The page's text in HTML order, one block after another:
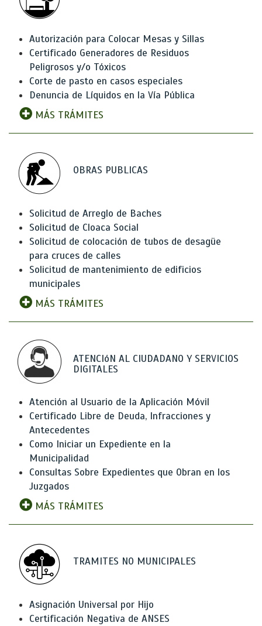
Autorización para Colocar Mesas y Sillas
Certificado Generadores de Residuos
Peligrosos y/o Tóxicos
Corte de pasto en casos especiales
Denuncia de Líquidos en la Vía Pública
MÁS TRÁMITES
OBRAS PUBLICAS
Solicitud de Arreglo de Baches
Solicitud de Cloaca Social
Solicitud de colocación de tubos de desagüe
para cruces de calles
Solicitud de mantenimiento de edificios
municipales
MÁS TRÁMITES
ATENCIóN AL CIUDADANO Y SERVICIOS
DIGITALES
Atención al Usuario de la Aplicación Móvil
Certificado Libre de Deuda, Infracciones y
Antecedentes
Como Iniciar un Expediente en la
Municipalidad
Consultas Sobre Expedientes que Obran en los
Juzgados
MÁS TRÁMITES
TRAMITES NO MUNICIPALES
Asignación Universal por Hijo
Certificación Negativa de ANSES